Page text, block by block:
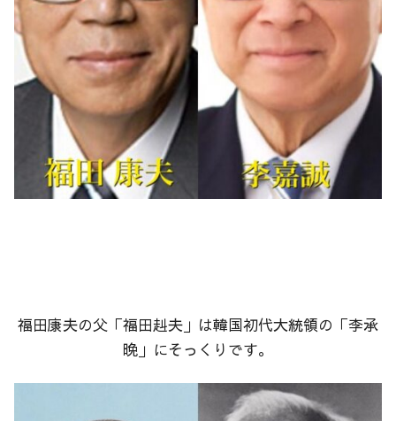
福田康夫の父「福田赳夫」は韓国初代大統領の「李承
晩」にそっくりです。